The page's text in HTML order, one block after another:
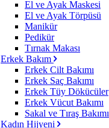
El ve Ayak Maskesi
El ve Ayak Törpüsü
Manikür
Pedikür
Tırnak Makası
Erkek Bakım
Erkek Cilt Bakımı
Erkek Saç Bakımı
Erkek Tüy Dökücüler
Erkek Vücut Bakımı
Sakal ve Tıraş Bakımı
Kadın Hijyeni